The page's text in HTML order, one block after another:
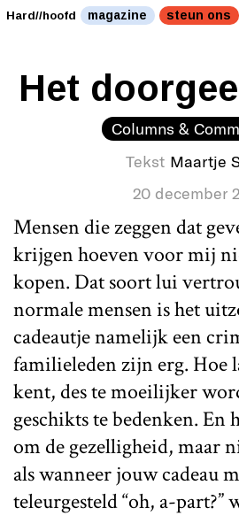
Hard//hoofd magazine steun ons
Het
Columns &
Tekst Maartje
20 december
Mensen die zeggen dat
krijgen hoeven voor mij
kopen. Dat soort lui
normale mensen is het
cadeautje namelijk een
familieleden zijn erg. Hoe
kent, des te moeilijker
geschikts te bedenken.
om de gezelligheid, maar
als wanneer jouw cadeau
teleurgesteld “oh, a-part?”